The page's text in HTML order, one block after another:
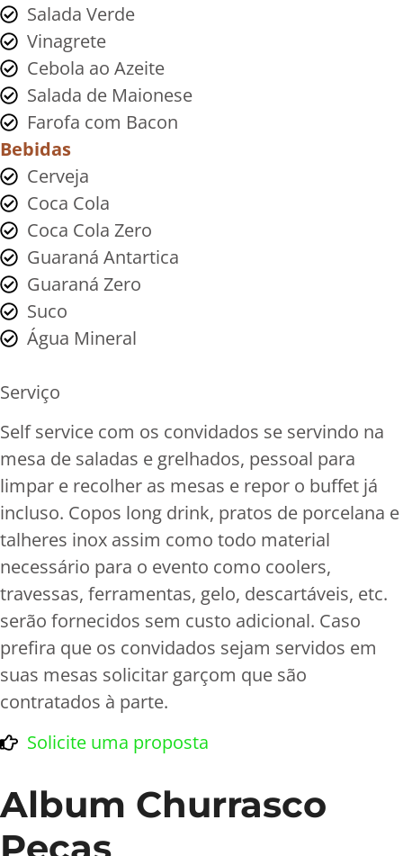
Salada Verde
Vinagrete
Cebola ao Azeite
Salada de Maionese
Farofa com Bacon
Bebidas
Cerveja
Coca Cola
Coca Cola Zero
Guaraná Antartica
Guaraná Zero
Suco
Água Mineral
Serviço
Self service com os convidados se servindo na
mesa de saladas e grelhados, pessoal para
limpar e recolher as mesas e repor o buffet já
incluso. Copos long drink, pratos de porcelana e
talheres inox assim como todo material
necessário para o evento como coolers,
travessas, ferramentas, gelo, descartáveis, etc.
serão fornecidos sem custo adicional. Caso
prefira que os convidados sejam servidos em
suas mesas solicitar garçom que são
contratados à parte.
Solicite uma proposta
Album Churrasco
Peças